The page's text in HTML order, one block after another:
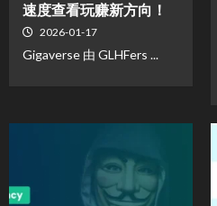
速度查看玩赚新方向！
2026-01-17
Gigaverse 由 GLHFers ...